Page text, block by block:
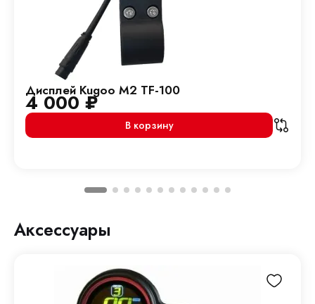
Дисплей Kugoo M2 TF-100
4 000₽
В корзину
Аксессуары